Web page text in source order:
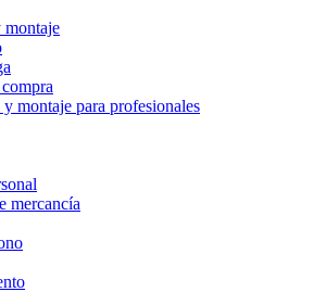
montaje
montaje para profesionales
mercancía